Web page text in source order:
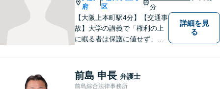
府
区
分
【大阪上本町駅4分】【交通事
故】大学の講義で「権利の上
に眠る者は保護に値せず」と
使できずにいる方々の力にな
りたいと弁護士を志しまし
た。 これまで多様なご相談に
詳細を見
る
前島 申長 弁護士
前島綜合法律事務所